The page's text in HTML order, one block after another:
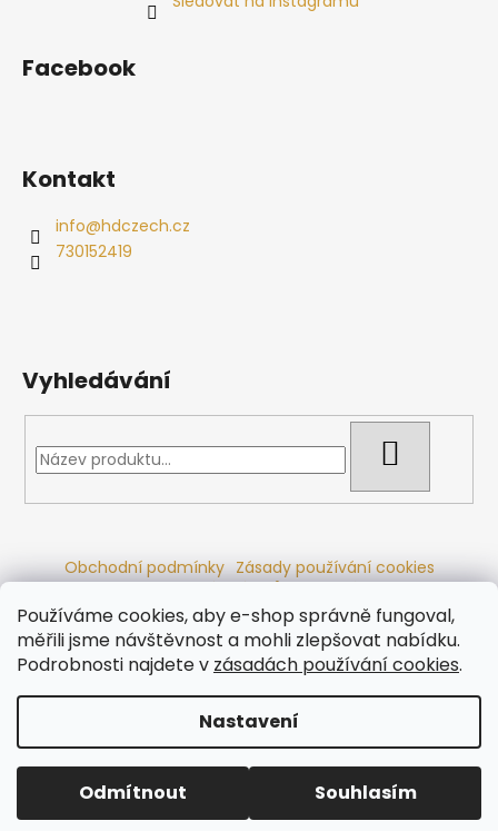
Používáme cookies, aby e-shop správně fungoval,
měřili jsme návštěvnost a mohli zlepšovat nabídku.
Podrobnosti najdete v zásadách používání cookies.
Nastavení
Odmítnout Souhlasím
Facebook
Kontakt
info@hdczech.cz
730152419
Vyhledávání
Obchodní podmínky Zásady používání cookies
Ochrana osobních údajů Dřevěné sauny
Odstoupení od smlouvy Reklamační řád Kontakty
Koupací sudy
Radiátory
Copyright 2026Ráj saun. Všechna práva vyhrazena.
Upravit nastavení cookies